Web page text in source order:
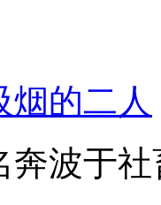
烟的二人
奔波于社